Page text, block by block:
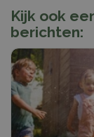
Kijk ook
berichten: